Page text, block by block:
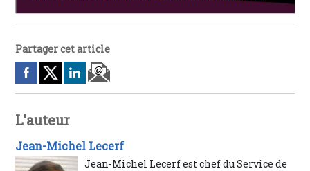
Partager cet article
L'auteur
Jean-Michel Lecerf
Jean-Michel Lecerf est chef du Service de